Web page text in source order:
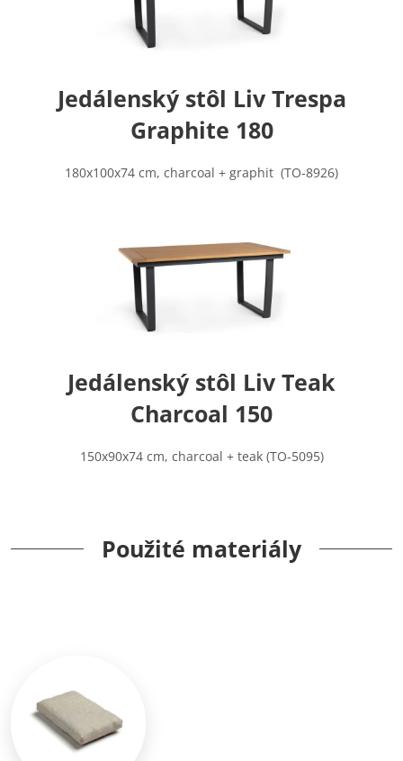
Jedálenský stôl Liv Trespa
Graphite 180
180x100x74 cm, charcoal + graphit (TO-8926)
Jedálenský stôl Liv Teak
Charcoal 150
150x90x74 cm, charcoal + teak (TO-5095)
Použité materiály